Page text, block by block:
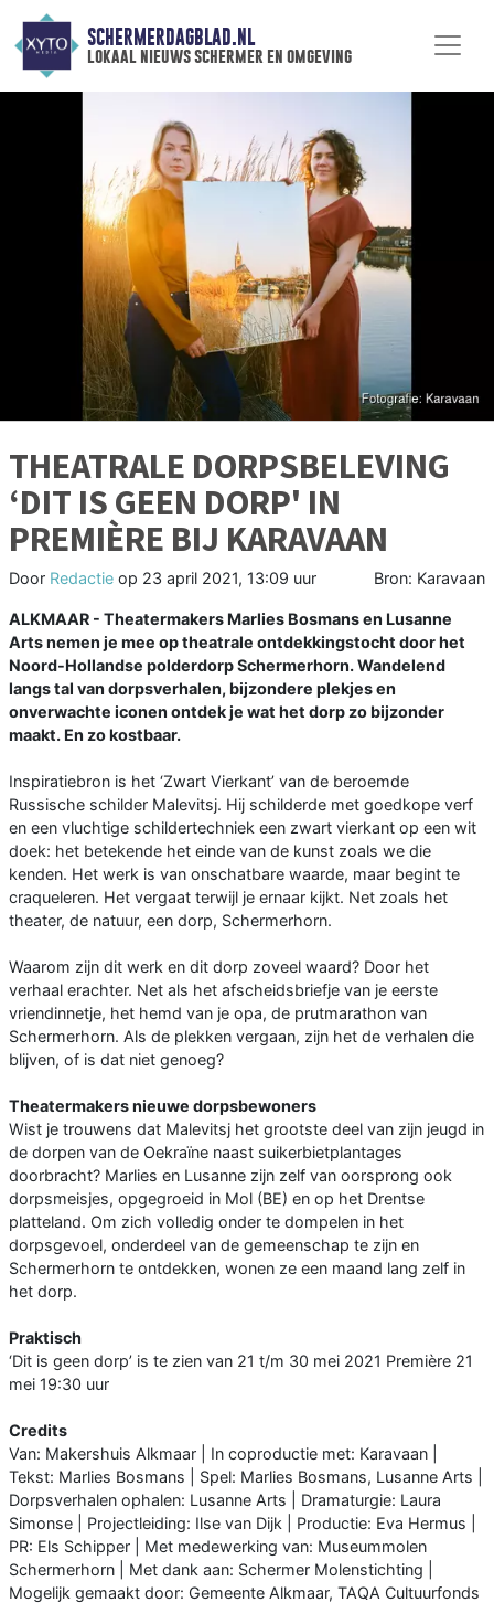
SCHERMERDAGBLAD.NL
lokaal nieuws schermer en omgeving
THEATRALE DORPSBELEVING
‘DIT IS GEEN DORP' IN
PREMIÈRE BIJ KARAVAAN
Door Redactie op 23 april 2021, 13:09 uur Bron: Karavaan
ALKMAAR - Theatermakers Marlies Bosmans en Lusanne
Arts nemen je mee op theatrale ontdekkingstocht door het
Noord-Hollandse polderdorp Schermerhorn. Wandelend
langs tal van dorpsverhalen, bijzondere plekjes en
onverwachte iconen ontdek je wat het dorp zo bijzonder
maakt. En zo kostbaar.
Inspiratiebron is het ‘Zwart Vierkant’ van de beroemde
Russische schilder Malevitsj. Hij schilderde met goedkope verf
en een vluchtige schildertechniek een zwart vierkant op een wit
doek: het betekende het einde van de kunst zoals we die
kenden. Het werk is van onschatbare waarde, maar begint te
craqueleren. Het vergaat terwijl je ernaar kijkt. Net zoals het
theater, de natuur, een dorp, Schermerhorn.
Waarom zijn dit werk en dit dorp zoveel waard? Door het
verhaal erachter. Net als het afscheidsbriefje van je eerste
vriendinnetje, het hemd van je opa, de prutmarathon van
Schermerhorn. Als de plekken vergaan, zijn het de verhalen die
blijven, of is dat niet genoeg?
Theatermakers nieuwe dorpsbewoners
Wist je trouwens dat Malevitsj het grootste deel van zijn jeugd in
de dorpen van de Oekraïne naast suikerbietplantages
doorbracht? Marlies en Lusanne zijn zelf van oorsprong ook
dorpsmeisjes, opgegroeid in Mol (BE) en op het Drentse
platteland. Om zich volledig onder te dompelen in het
dorpsgevoel, onderdeel van de gemeenschap te zijn en
Schermerhorn te ontdekken, wonen ze een maand lang zelf in
het dorp.
Praktisch
‘Dit is geen dorp’ is te zien van 21 t/m 30 mei 2021 Première 21
mei 19:30 uur
Credits
Van: Makershuis Alkmaar | In coproductie met: Karavaan |
Tekst: Marlies Bosmans | Spel: Marlies Bosmans, Lusanne Arts |
Dorpsverhalen ophalen: Lusanne Arts | Dramaturgie: Laura
Simonse | Projectleiding: Ilse van Dijk | Productie: Eva Hermus |
PR: Els Schipper | Met medewerking van: Museummolen
Schermerhorn | Met dank aan: Schermer Molenstichting |
Mogelijk gemaakt door: Gemeente Alkmaar, TAQA Cultuurfonds